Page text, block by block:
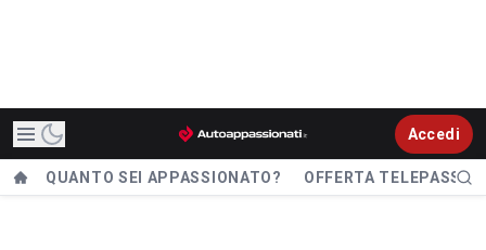
Accedi
QUANTO SEI APPASSIONATO? OFFERTA TELEPASS